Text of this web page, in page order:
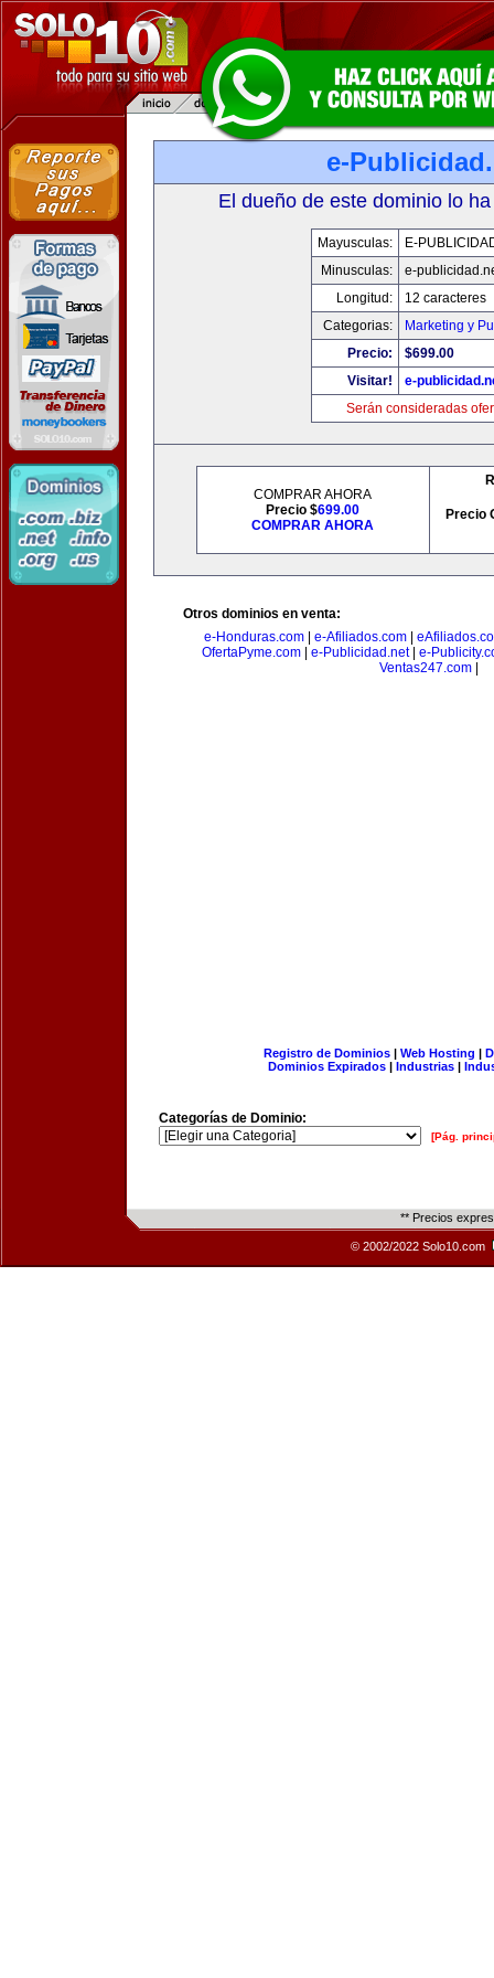
e-
El dueño de este dominio lo
Mayusculas:
E-
Minusculas:
e-
Longitud:
12 caracteres
Categorias:
Marketing y
Precio:
$699.00
Visitar!
e-
Serán consideradas
COMPRAR AHORA
Precio $699.00
COMPRAR AHORA
Precio
Otros dominios en venta:
e-Honduras.com| e-Afiliados.com|
OfertaPyme.com| e-Publicidad.net| e-
Ventas247.com
Registro de Dominios| Web Hosting |
Dominios Expirados | Industrias |
Categorías de Dominio:
[Pág.
** Precios
© 2002/2022 Solo10.com